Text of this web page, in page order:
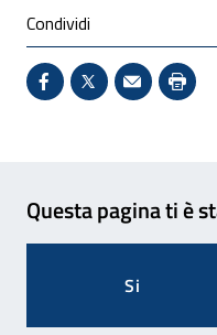
Condividi
Condividi su
X - SitoInvio
Questa pagina ti è
Si